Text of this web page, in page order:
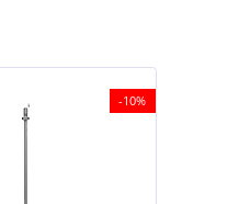
-10%